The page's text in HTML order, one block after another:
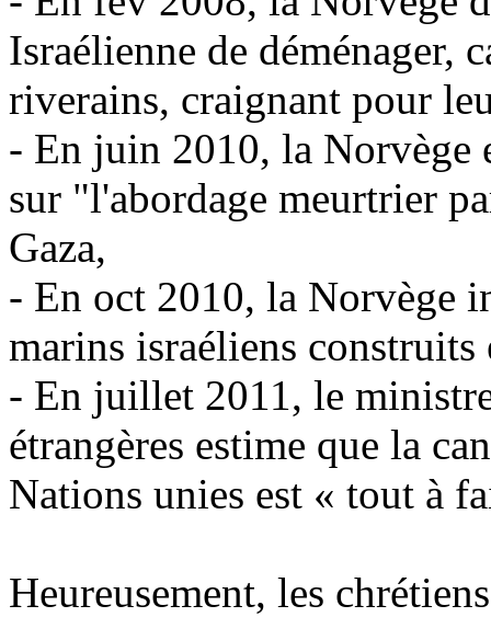
Israélienne de déménager,
riverains, craignant pour
- En juin 2010, la Norvège
sur "l'abordage meurtrier
Gaza,
- En oct 2010, la Norvège
marins israéliens construits
- En juillet 2011, le
étrangères estime que la
Nations unies est « tout à
Heureusement, les